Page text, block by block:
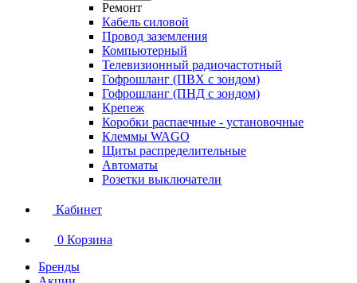
Ремонт
Кабель силовой
Провод заземления
Компьютерный
Телевизионный радиочастотный
Гофрошланг (ПВХ с зондом)
Гофрошланг (ПНД с зондом)
Крепеж
Коробки распаечные - установочные
Клеммы WAGO
Щиты распределительные
Автоматы
Розетки выключатели
Кабинет
0 Корзина
Бренды